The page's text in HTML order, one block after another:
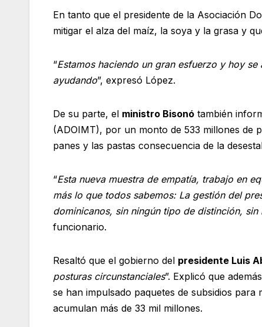
En tanto que el presidente de la Asociación
mitigar el alza del maíz, la soya y la grasa y
“Estamos haciendo un gran esfuerzo y hoy
ayudando”, expresó López.
De su parte, el ministro Bisonó también
(ADOIMT), por un monto de 533 millones de
panes y las pastas consecuencia de la
“Esta nueva muestra de empatía, trabajo en
más lo que todos sabemos: La gestión del
dominicanos, sin ningún tipo de distinción,
funcionario.
Resaltó que el gobierno del presidente Luis
posturas circunstanciales”. Explicó que
se han impulsado paquetes de subsidios
acumulan más de 33 mil millones.